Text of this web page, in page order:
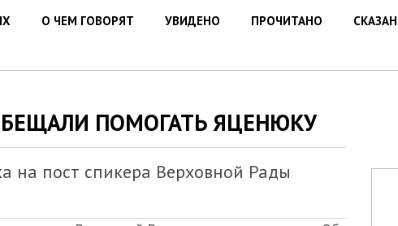
О ЧЕМ ГОВОРЯТ УВИДЕНО ПРОЧИТАНО
ПОМОГАТЬ ЯЦЕНЮКУ
на пост спикера Верховной Рады